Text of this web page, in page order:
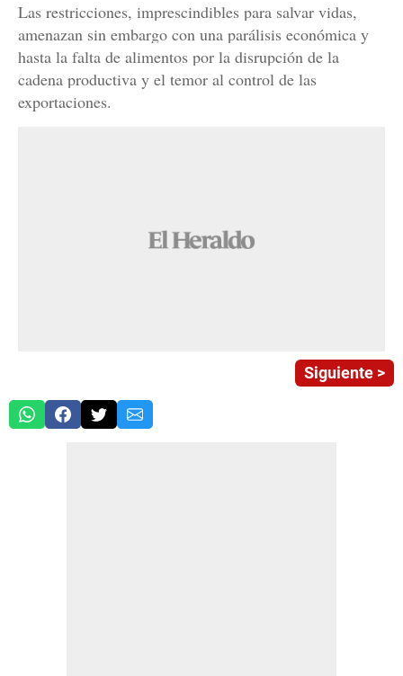
Las restricciones, imprescindibles para salvar vidas,
amenazan sin embargo con una parálisis económica y
hasta la falta de alimentos por la disrupción de la
cadena productiva y el temor al control de las
exportaciones.
Siguiente >